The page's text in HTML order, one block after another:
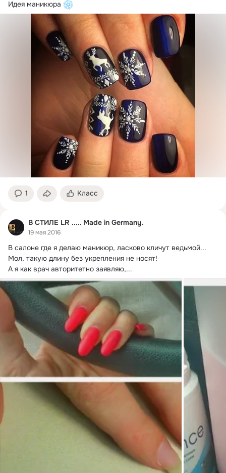
Идея маникюра
1 Класс
В СТИЛЕ LR ..... Made in Germany.
19 мая 2016
В салоне где я делаю маникюр, ласково кличут ведьмой...
Мол, такую длину без укрепления не носят!
А я как врач авторитетно заявляю,...